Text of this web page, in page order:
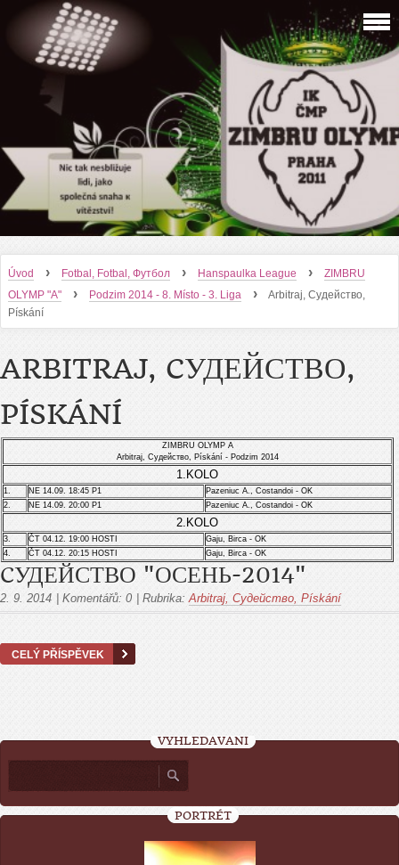
Úvod › Fotbal, Fotbal, Футбол › Hanspaulka League ›
ZIMBRU
OLYMP "A"
› Podzim 2014 - 8. Místo - 3. Liga ›
Arbitraj, Cудейство,
Pískání
ARBITRAJ, CУДЕЙСТВО,
PÍSKÁNÍ
ZIMBRU OLYMP A
Arbitraj, Cудейство, Pískání - Podzim 2014
1.KOLO
1. NE 14.09. 18:45 P1
Pazeniuc A., Costandoi - OK
2.
NE 14.09. 20:00 P1 Pazeniuc A., Costandoi - OK
2.KOLO
3. ČT 04.12. 19:00 HOSTI
Gaju, Birca - OK
4.
ČT 04.12. 20:15 HOSTI Gaju, Birca - OK
CУДЕЙСТВО "ОСЕНЬ-2014"
2. 9. 2014 Komentářů: 0 Rubrika: Arbitraj, Cудейство, Pískání
CELÝ PŘÍSPĚVEK
VYHLEDÁVÁNÍ
PORTRÉT